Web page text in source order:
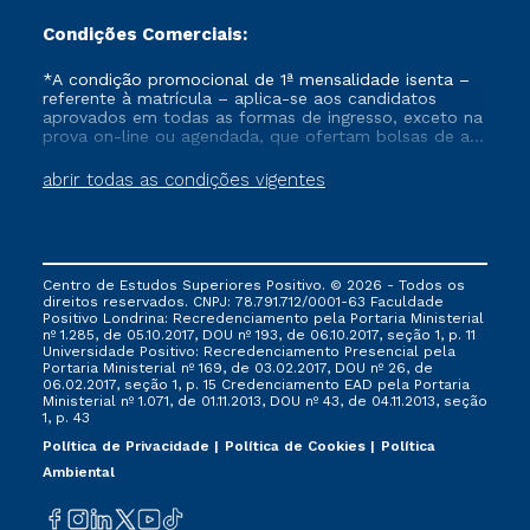
Condições Comerciais:
abrir todas as condições vigentes
*A condição promocional de 1ª mensalidade isenta –
referente à matrícula – aplica-se aos candidatos
aprovados em todas as formas de ingresso, exceto na
prova on-line ou agendada, que ofertam bolsas de até
vigente, que ainda não tenham efetivado e/ou não
tenham cancelado ou trancado sua matrícula em uma
via FIES, Prouni e outros programas governamentais, e
não se acumula com nenhuma outra campanha
ofertada pela Instituição.
Centro de Estudos Superiores Positivo. © 2026 - Todos os
direitos reservados. CNPJ: 78.791.712/0001-63 Faculdade
Positivo Londrina: Recredenciamento pela Portaria Ministerial
nº 1.285, de 05.10.2017, DOU nº 193, de 06.10.2017, seção 1, p. 11
Universidade Positivo: Recredenciamento Presencial ​pela
Portaria Ministerial nº 169, de 03.02.2017, DOU nº 26, de
06.02.2017, seção 1, p. 15 Credenciamento EAD pela Portaria
Ministerial nº 1.071, de 01.11.2013, DOU nº 43, de 04.11.2013, seção
1, p. 43
Política de Privacidade
Política de Cookies
Política
Ambiental